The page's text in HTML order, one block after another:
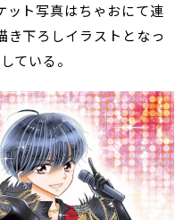
ット写真はちゃおにて連
き下ろしイラストとなっ
ている。